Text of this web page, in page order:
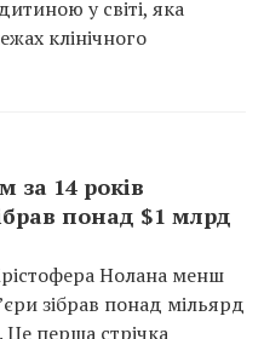
у світі, яка
клінічного
за 14 років
понад $1 млрд
Нолана менш
зібрав понад мільярд
Це перша стрічка